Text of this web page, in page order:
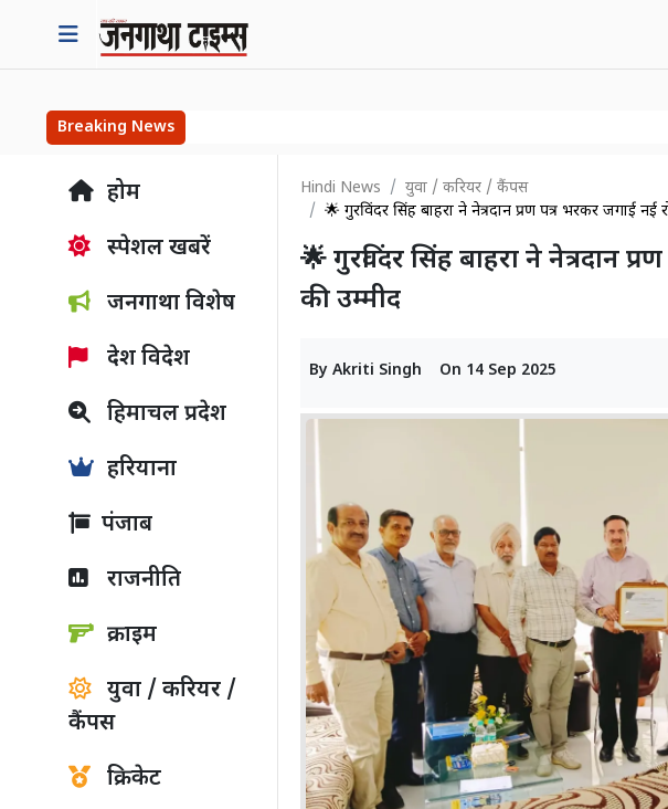
Breaking News
होम
स्पेशल खबरें
जनगाथा विशेष
देश विदेश
हिमाचल प्रदेश
हरियाना
पंजाब
राजनीति
क्राइम
युवा / करियर /
कैंपस
क्रिकेट
Hindi News
युवा / करियर / कैंपस
🌟 गुरविंदर सिंह बाहरा ने नेत्रदान प्रण पत्र भरकर जगाई नई
🌟 गुरविंदर सिंह बाहरा ने नेत्रदान
की उम्मीद
By Akriti Singh On 14 Sep 2025